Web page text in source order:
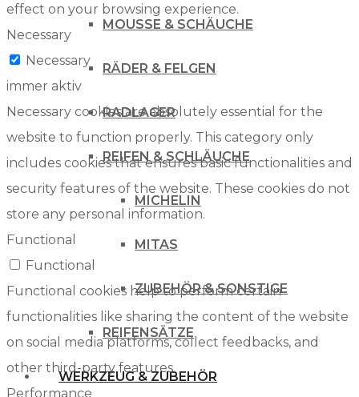
MOUSSE & SCHÄUCHE
RÄDER & FELGEN
RADLAGER
REIFEN & SCHLÄUCHE
MICHELIN
MITAS
ZUBEHÖR & SONSTIGE
REIFENSÄTZE
WERKZEUG & ZUBEHÖR
effect on your browsing experience.
Necessary
Necessary
immer aktiv
Necessary cookies are absolutely essential for the
website to function properly. This category only
includes cookies that ensures basic functionalities and
security features of the website. These cookies do not
store any personal information.
Functional
Functional
Functional cookies help to perform certain
functionalities like sharing the content of the website
on social media platforms, collect feedbacks, and
other third-party features.
Performance